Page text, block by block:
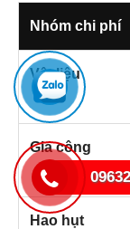
Nhóm chi phí
Vật liệu
Gia công
Hao hụt